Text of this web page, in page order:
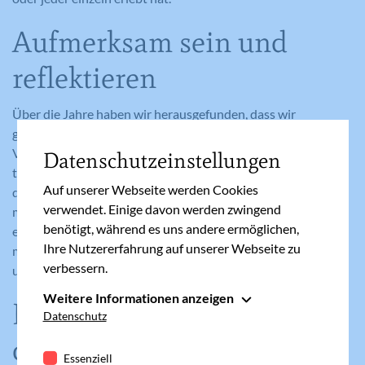
Aufmerksam sein und
reflektieren
Über die Jahre haben wir herausgefunden, dass wir
gemeinsam gerne andere Leute beobachten und ihr
Verhalten reflektieren und durchdenken. Dieses „Hobby“
trägt dazu bei, dass wir voneinander lernen. Man erfährt was
dem Partner wichtig ist, was ihn bewegt. Mit der Zeit wird
man dadurch aufmerksamer und für den Partner
einfühlsamer. Wir kommen dadurch immer wieder
miteinander in „Fühlung“ und überlegen so auch, wie wir
unser gemeinsames Leben gestalten wollen.
Lange Gespräche erfüllen
die Partnerschaft
Datenschutzeinstellungen
Auf unserer Webseite werden Cookies
verwendet. Einige davon werden zwingend
benötigt, während es uns andere ermöglichen,
Ihre Nutzererfahrung auf unserer Webseite zu
verbessern.
Essenziell
Funktionen der Webseite benötigt. Dadurch ist
Weitere Informationen anzeigen
Datenschutz
Essenziell